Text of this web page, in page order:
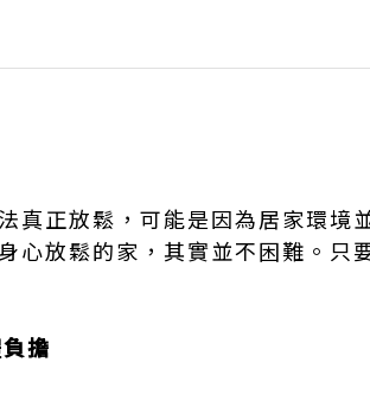
真正放鬆，可能是因為居家環境
心放鬆的家，其實並不困難。只
擔